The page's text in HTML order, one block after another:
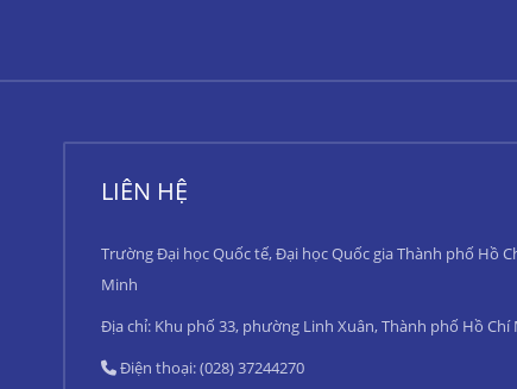
LIÊN HỆ
Trường Đại học Quốc tế, Đại học Quốc gia Thành phố Hồ
Minh
Địa chỉ: Khu phố 33, phường Linh Xuân, Thành phố Hồ Chí
Điện thoại: (028) 37244270